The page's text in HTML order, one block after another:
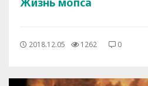
2018.12.05 1262 0